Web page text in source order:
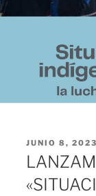
PUBLICADO
EL
JUNIO 8, 2023